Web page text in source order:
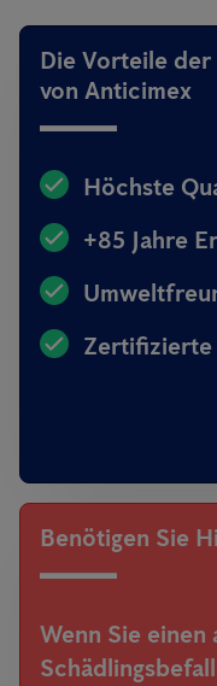
Die Vorteile der
von Anticimex
Höchste
+85 Jahre
Zertifizierte
Benötigen Sie
Wenn Sie einen